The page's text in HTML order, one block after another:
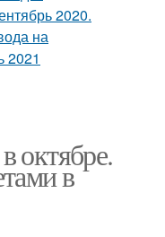
октябре.
в